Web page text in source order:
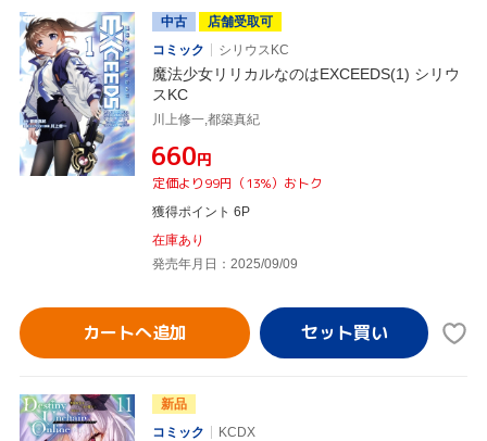
中古
店舗受取可
コミック
シリウスKC
魔法少女リリカルなのはEXCEEDS(1) シリウ
スKC
川上修一,都築真紀
¥660円
定価より99円（13%）おトク
獲得ポイント 6P
在庫あり
発売年月日：2025/09/09
カートへ追加
新品
コミック
KCDX